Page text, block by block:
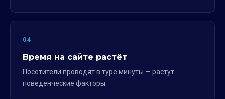
04
Время на сайте растёт
Посетители проводят в туре минуты — растут
поведенческие факторы.